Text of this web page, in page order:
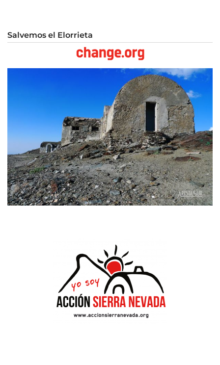
Salvemos el Elorrieta